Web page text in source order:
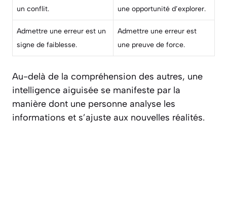
un conflit.
une opportunité d’explorer.
Admettre une erreur est un
signe de faiblesse.
Admettre une erreur est
une preuve de force.
Au-delà de la compréhension des autres, une
intelligence aiguisée se manifeste par la
manière dont une personne analyse les
informations et s’ajuste aux nouvelles réalités.